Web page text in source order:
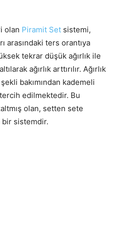
olan Piramit Set sistemi,
arasındaki ters orantıya
tekrar düşük ağırlık ile
ağırlık arttırılır. Ağırlık
bakımından kademeli
edilmektedir. Bu
olan, setten sete
bir sistemdir.